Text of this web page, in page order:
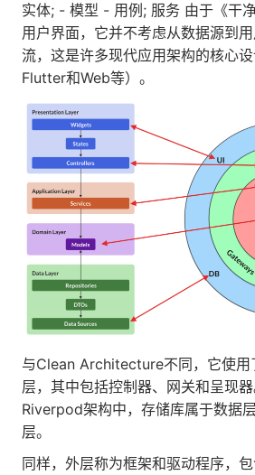
实体; - 模型 - 用例; 服务 由于《干
用户界面，它并不考虑从数据源到
流，这是许多现代应用架构的核心
Flutter和Web等）。
与Clean Architecture不同，它使用
层，其中包括控制器、网关和呈现
Riverpod架构中，存储库属于数据
层。
同样，外层称为框架和驱动程序，